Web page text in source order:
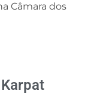
Câmara dos